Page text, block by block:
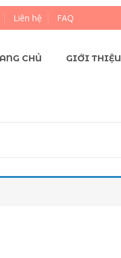
Liên hệ FAQ
CHỦ GIỚI THIỆU